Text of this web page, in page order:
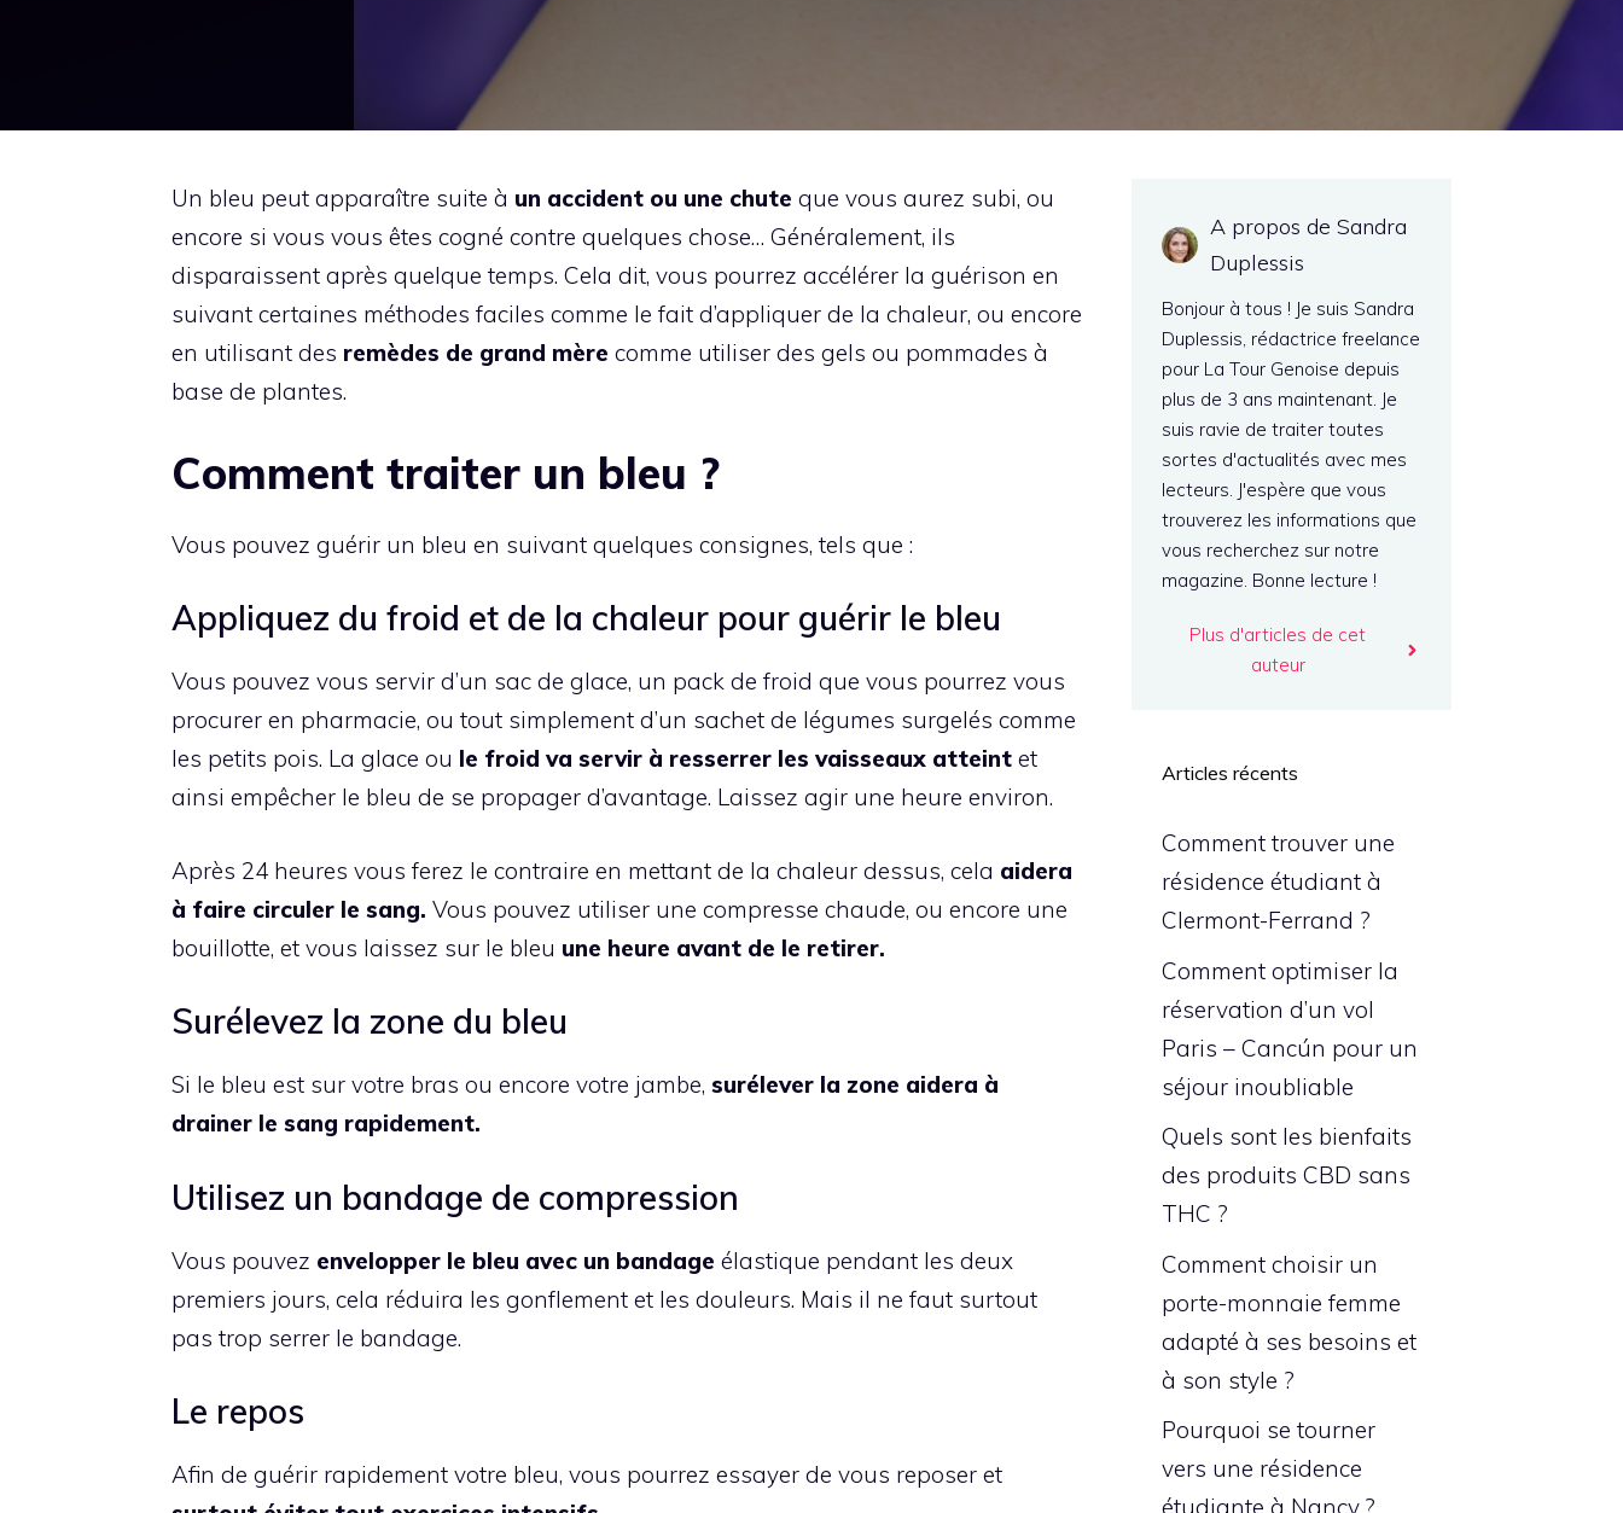
Un bleu peut apparaître suite à un accident ou une chute que vous aurez subi, ou
encore si vous vous êtes cogné contre quelques chose… Généralement, ils
disparaissent après quelque temps. Cela dit, vous pourrez accélérer la guérison en
suivant certaines méthodes faciles comme le fait d’appliquer de la chaleur, ou encore
en utilisant des remèdes de grand mère comme utiliser des gels ou pommades à
base de plantes.
Comment traiter un bleu ?
Vous pouvez guérir un bleu en suivant quelques consignes, tels que :
Appliquez du froid et de la chaleur pour guérir le bleu
Vous pouvez vous servir d’un sac de glace, un pack de froid que vous pourrez vous
procurer en pharmacie, ou tout simplement d’un sachet de légumes surgelés comme
les petits pois. La glace ou le froid va servir à resserrer les vaisseaux atteint et
ainsi empêcher le bleu de se propager d’avantage. Laissez agir une heure environ.
Après 24 heures vous ferez le contraire en mettant de la chaleur dessus, cela aidera
à faire circuler le sang. Vous pouvez utiliser une compresse chaude, ou encore une
bouillotte, et vous laissez sur le bleu une heure avant de le retirer.
Surélevez la zone du bleu
Si le bleu est sur votre bras ou encore votre jambe, surélever la zone aidera à
drainer le sang rapidement.
Utilisez un bandage de compression
Vous pouvez envelopper le bleu avec un bandage élastique pendant les deux
premiers jours, cela réduira les gonflement et les douleurs. Mais il ne faut surtout
pas trop serrer le bandage.
Le repos
Afin de guérir rapidement votre bleu, vous pourrez essayer de vous reposer et
A propos de Sandra
Duplessis
Bonjour à tous ! Je suis Sandra
Duplessis, rédactrice freelance
pour La Tour Genoise depuis
plus de 3 ans maintenant. Je
suis ravie de traiter toutes
sortes d'actualités avec mes
lecteurs. J'espère que vous
trouverez les informations que
vous recherchez sur notre
magazine. Bonne lecture !
Plus d'articles de cet
auteur
Articles récents
Comment trouver une
résidence étudiant à
Clermont-Ferrand ?
Comment optimiser la
réservation d’un vol
Paris – Cancún pour un
séjour inoubliable
Quels sont les bienfaits
des produits CBD sans
THC ?
Comment choisir un
porte-monnaie femme
adapté à ses besoins et
à son style ?
Pourquoi se tourner
vers une résidence
étudiante à Nancy ?